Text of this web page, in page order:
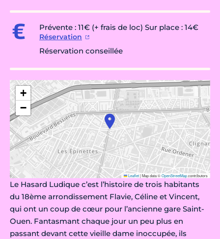
Prévente : 11€ (+ frais de loc) Sur place : 14€
Réservation
Réservation conseillée
+
−
Leaflet|Map data ©OpenStreetMapcontributors
Le Hasard Ludique c’est l’histoire de trois habitants
du 18ème arrondissement Flavie, Céline et Vincent,
qui ont un coup de cœur pour l’ancienne gare Saint-
Ouen. Fantasmant chaque jour un peu plus en
passant devant cette vieille dame inoccupée, ils